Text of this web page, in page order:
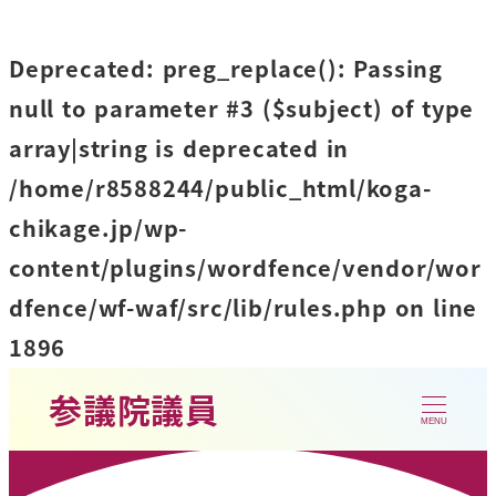
Deprecated: preg_replace(): Passing
null to parameter #3 ($subject) of type
array|string is deprecated in
/home/r8588244/public_html/koga-
chikage.jp/wp-
content/plugins/wordfence/vendor/wor
dfence/wf-waf/src/lib/rules.php on line
1896
参議院議員 MENU